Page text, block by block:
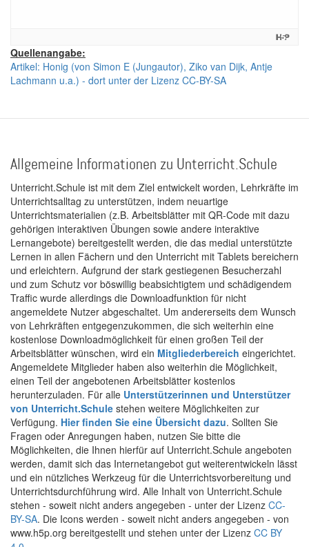
Quellenangabe:
Artikel: Honig (von Simon E (Jungautor), Ziko van Dijk, Antje
Lachmann u.a.) - dort unter der Lizenz CC-BY-SA
Allgemeine Informationen zu Unterricht.Schule
Unterricht.Schule ist mit dem Ziel entwickelt worden, Lehrkräfte im
Unterrichtsalltag zu unterstützen, indem neuartige
Unterrichtsmaterialien (z.B. Arbeitsblätter mit QR-Code mit dazu
gehörigen interaktiven Übungen sowie andere interaktive
Lernangebote) bereitgestellt werden, die das medial unterstützte
Lernen in allen Fächern und den Unterricht mit Tablets bereichern
und erleichtern. Aufgrund der stark gestiegenen Besucherzahl
und zum Schutz vor böswillig beabsichtigtem und schädigendem
Traffic wurde allerdings die Downloadfunktion für nicht
angemeldete Nutzer abgeschaltet. Um andererseits dem Wunsch
von Lehrkräften entgegenzukommen, die sich weiterhin eine
kostenlose Downloadmöglichkeit für einen großen Teil der
Arbeitsblätter wünschen, wird ein Mitgliederbereich eingerichtet.
Angemeldete Mitglieder haben also weiterhin die Möglichkeit,
einen Teil der angebotenen Arbeitsblätter kostenlos
herunterzuladen. Für alle Unterstützerinnen und Unterstützer
von Unterricht.Schule stehen weitere Möglichkeiten zur
Verfügung. Hier finden Sie eine Übersicht dazu. Sollten Sie
Fragen oder Anregungen haben, nutzen Sie bitte die
Möglichkeiten, die Ihnen hierfür auf Unterricht.Schule angeboten
werden, damit sich das Internetangebot gut weiterentwickeln lässt
und ein nützliches Werkzeug für die Unterrichtsvorbereitung und
Unterrichtsdurchführung wird. Alle Inhalt von Unterricht.Schule
stehen - soweit nicht anders angegeben - unter der Lizenz CC-
BY-SA. Die Icons werden - soweit nicht anders angegeben - von
www.h5p.org bereitgestellt und stehen unter der Lizenz CC BY